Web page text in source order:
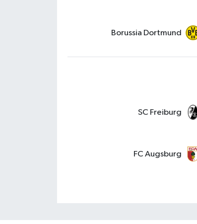
Borussia Dortmund
SC Freiburg
FC Augsburg